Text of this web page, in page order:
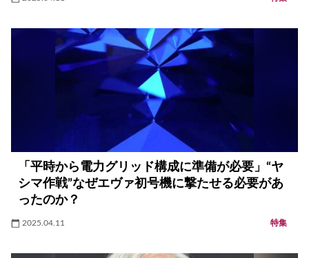
「平時から電力グリッド構成に準備が必要」“ヤ
シマ作戦”なぜエヴァ初号機に撃たせる必要があ
ったのか？
2025.04.11 特集